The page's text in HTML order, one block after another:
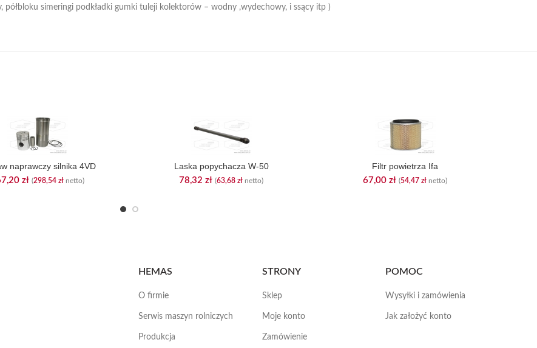
simeringi podkładki gumki tuleji kolektorów – wodny ,wydechowy, i ssący itp )
naprawczy silnika 4VD
zł (298,54 zł netto)
Laska popychacza W-50
78,32 zł (63,68 zł netto)
Filtr powietrza Ifa
67,00 zł (54,47 zł netto)
HEMAS
O firmie
Serwis maszyn rolniczych
Produkcja
STRONY
Sklep
Moje konto
Zamówienie
POMOC
Wysyłki i zamówienia
Jak założyć konto